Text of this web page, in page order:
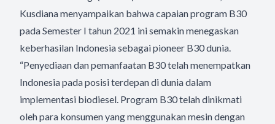
Kusdiana menyampaikan bahwa capaian program B30
pada Semester I tahun 2021 ini semakin menegaskan
keberhasilan Indonesia sebagai pioneer B30 dunia.
“Penyediaan dan pemanfaatan B30 telah menempatkan
Indonesia pada posisi terdepan di dunia dalam
implementasi biodiesel. Program B30 telah dinikmati
oleh para konsumen yang menggunakan mesin dengan